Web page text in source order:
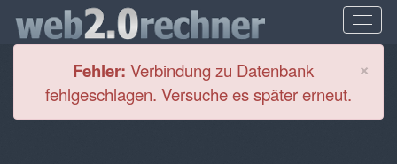
×
Fehler: Verbindung zu Datenbank
fehlgeschlagen. Versuche es später erneut.